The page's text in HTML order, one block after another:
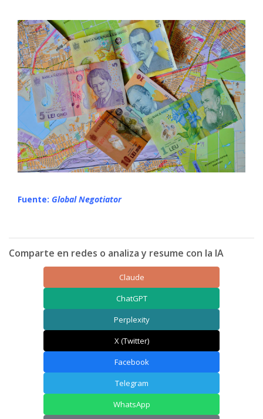
Fuente: Global Negotiator
Comparte en redes o analiza y resume con la IA
Claude
ChatGPT
Perplexity
X (Twitter)
Facebook
Telegram
WhatsApp